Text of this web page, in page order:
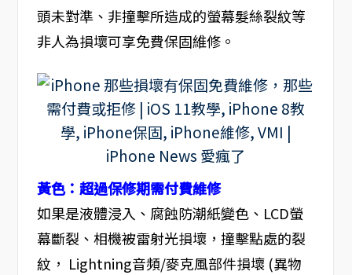
頭未對準、非撞擊所造成的螢幕髮絲裂紋等
非人為損壞可享免費保固維修。
黃色：超過保修期需付費維修
如果是液體浸入、腐蝕防潮紙變色、LCD螢
幕斷裂、相機被雷射光損壞，撞擊點處的裂
紋， Lightning音頻/麥克風部件損壞 (異物